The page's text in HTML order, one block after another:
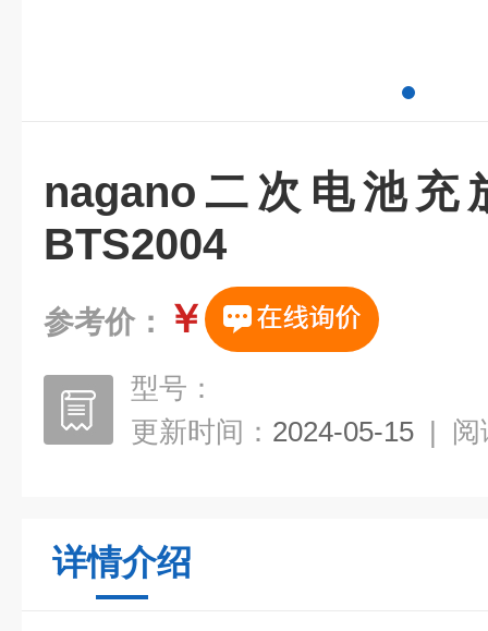
nagano二次电池充
BTS2004
参考价： ￥
型号：
更新时间： 2024-05-15 | 阅
详情介绍